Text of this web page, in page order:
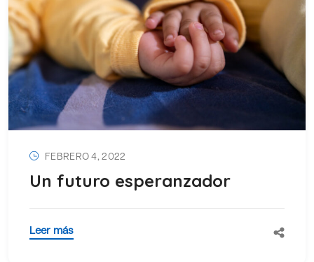
FEBRERO 4, 2022
Un futuro esperanzador
Leer más